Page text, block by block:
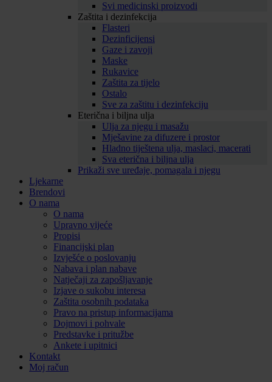
Svi medicinski proizvodi
Zaštita i dezinfekcija
Flasteri
Dezinficijensi
Gaze i zavoji
Maske
Rukavice
Zaštita za tijelo
Ostalo
Sve za zaštitu i dezinfekciju
Eterična i biljna ulja
Ulja za njegu i masažu
Mješavine za difuzere i prostor
Hladno tiještena ulja, maslaci, macerati
Sva eterična i biljna ulja
Prikaži sve uređaje, pomagala i njegu
Ljekarne
Brendovi
O nama
O nama
Upravno vijeće
Propisi
Financijski plan
Izvješće o poslovanju
Nabava i plan nabave
Natječaji za zapošljavanje
Izjave o sukobu interesa
Zaštita osobnih podataka
Pravo na pristup informacijama
Dojmovi i pohvale
Predstavke i pritužbe
Ankete i upitnici
Kontakt
Moj račun